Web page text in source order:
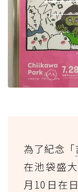
為了紀念「
在池袋盛
月10日在